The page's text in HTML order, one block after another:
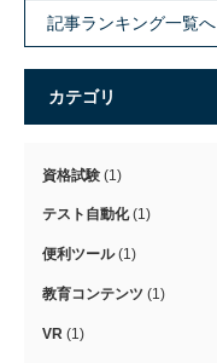
記事ランキング一覧へ
カテゴリ
資格試験 (1)
テスト自動化(1)
便利ツール(1)
教育コンテンツ (1)
VR (1)